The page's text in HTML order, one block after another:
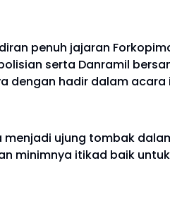
penuh jajaran
serta Danramil
dengan hadir dalam acara
ujung tombak
minimnya itikad baik